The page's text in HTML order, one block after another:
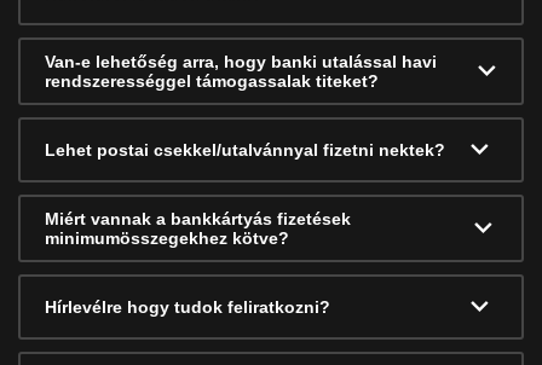
Van-e lehetőség arra, hogy banki utalással havi
rendszerességgel támogassalak titeket?
Lehet postai csekkel/utalvánnyal fizetni nektek?
Miért vannak a bankkártyás fizetések
minimumösszegekhez kötve?
Hírlevélre hogy tudok feliratkozni?